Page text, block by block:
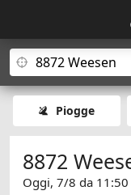
Piogge
8872
Oggi, 7/8 da 11:50